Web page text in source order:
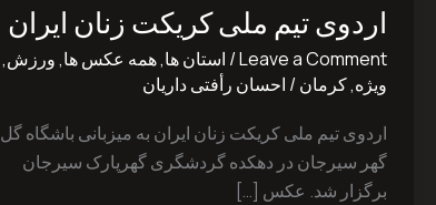
اردوی تیم ملی کریکت زنان ایران
Leave a Comment
/ استان ها,همه عکس ها,ورزش,
ویژه,کرمان/ احسان رأفتی داریان
اردوی تیم ملی کریکت زنان ایران به میزبانی باشگاه گل
گهر سیرجان در دهکده گردشگری گهرپارک سیرجان
برگزار شد. عکس […]
ملی
کریکت
زنان